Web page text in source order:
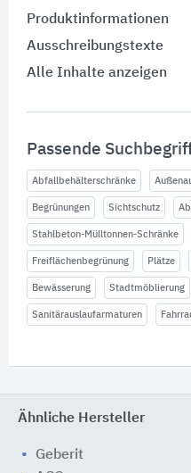
Produktinformationen
Ausschreibungstexte
Alle Inhalte anzeigen
Passende
Abfallbehälterschränke
Begrünungen Sichtschutz
Stahlbeton-Mülltonnen-Schränke
Freiflächenbegrünung Plätze
Bewässerung Stadtmöblierung
Sanitärauslaufarmaturen
Ähnliche Hersteller
Geberit